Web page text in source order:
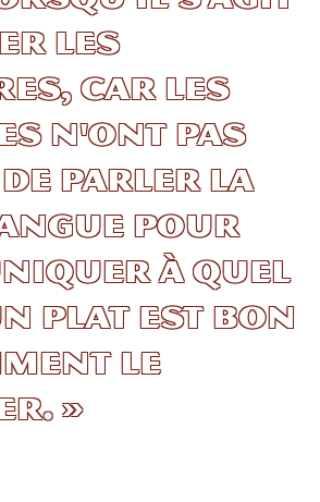
les
car les
n'ont pas
parler la
pour
à quel
plat est bon
le
»